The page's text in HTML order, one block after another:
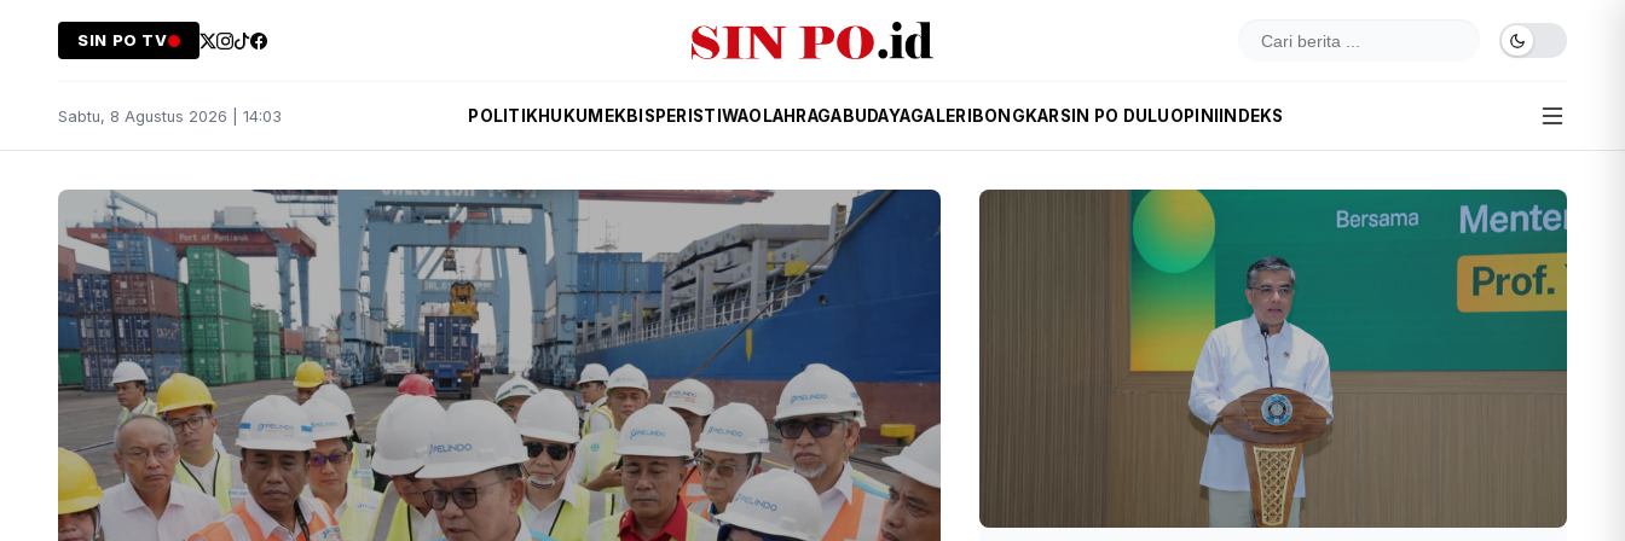
SIN PO TV
Sabtu, 8 Agustus 2026 | 14:03 POLITIKHUKUM EKBIS PERISTIWAOLAHRAGA BUDAYAGALERI BONGKARSIN PO DULUOPINI INDEKS